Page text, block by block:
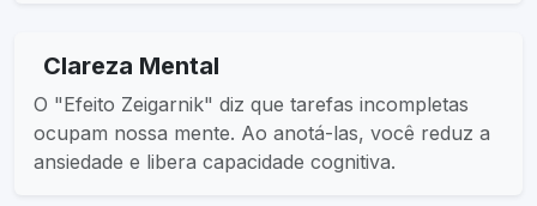
Clareza Mental
O "Efeito Zeigarnik" diz que tarefas incompletas
ocupam nossa mente. Ao anotá-las, você reduz a
ansiedade e libera capacidade cognitiva.